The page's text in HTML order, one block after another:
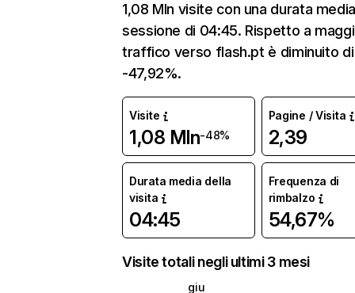
1,08 Mln visite con una durata
sessione di 04:45. Rispetto a
traffico verso flash.pt è diminuito di
-47,92%.
Visite
1,08 Mln-48%
Pagine / Visita
2,39
Durata media della
visita
04:45
Frequenza di
rimbalzo
54,67%
Visite totali negli ultimi 3 mesi
giu